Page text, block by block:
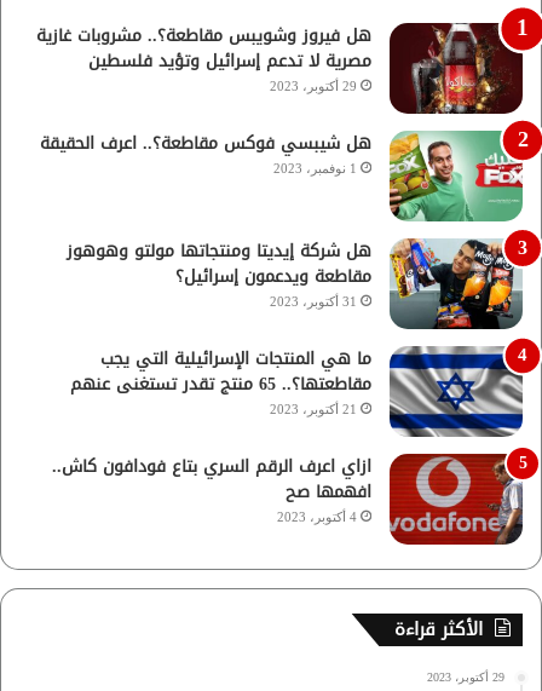
هل فيروز وشويبس مقاطعة؟.. مشروبات غازية
مصرية لا تدعم إسرائيل وتؤيد فلسطين
29 أكتوبر، 2023
هل شيبسي فوكس مقاطعة؟.. اعرف الحقيقة
1 نوفمبر، 2023
هل شركة إيديتا ومنتجاتها مولتو وهوهوز
مقاطعة ويدعمون إسرائيل؟
31 أكتوبر، 2023
ما هي المنتجات الإسرائيلية التي يجب
مقاطعتها؟.. 65 منتج تقدر تستغنى عنهم
21 أكتوبر، 2023
ازاي اعرف الرقم السري بتاع فودافون كاش..
افهمها صح
4 أكتوبر، 2023
الأكثر قراءة
29 أكتوبر، 2023